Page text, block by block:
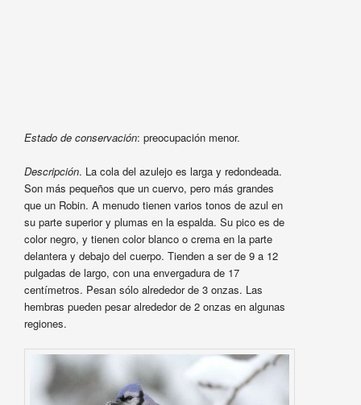
Estado de conservación: preocupación menor.
Descripción. La cola del azulejo es larga y redondeada.
Son más pequeños que un cuervo, pero más grandes
que un Robin. A menudo tienen varios tonos de azul en
su parte superior y plumas en la espalda. Su pico es de
color negro, y tienen color blanco o crema en la parte
delantera y debajo del cuerpo. Tienden a ser de 9 a 12
pulgadas de largo, con una envergadura de 17
centímetros. Pesan sólo alrededor de 3 onzas. Las
hembras pueden pesar alrededor de 2 onzas en algunas
regiones.